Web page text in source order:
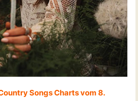
Songs Charts vom 8.